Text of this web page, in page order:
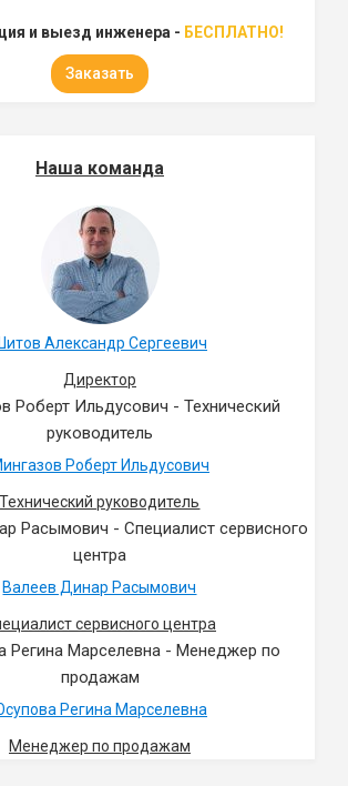
и выезд инженера - БЕСПЛАТНО!
Заказать
Наша команда
Александр Сергеевич
Директор
Роберт Ильдусович
Технический руководитель
Валеев Динар Расымович
сервисного центра
Регина Марселевна
Менеджер по продажам